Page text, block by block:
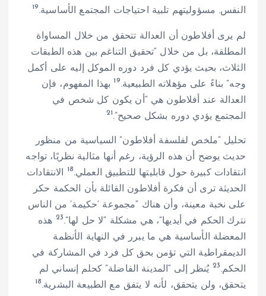
النفس. مسؤوليتهم تلبية احتياجات المجتمع الأساسية.19
لم يرى أفلاطون أن العدالة تتحقق من خلال المساواة
المطلقة، بل من خلال “تحقيق التناغم بين هذه الطبقات
الثلاث، بحيث يؤدي كل فرد دوره الموكل إليه على أكمل
وجه” بناءً على مؤهلاته الطبيعية.19 بهذا المفهوم، فإن
العدالة عند أفلاطون هي “أن يكون كل شخص في
المجتمع يؤدي دوره بشكل صحيح”.21
تحليل “ملخص لفلسفة أفلاطون” السياسية من منظور
حديث يوضح أن هذه الرؤية، رغم أنها مثالية نظريًا، تواجه
انتقادات كبيرة حول قابليتها للتطبيق العملي.18
الانتقادات
الحديثة ترى أن فكرة أفلاطون القائلة بأن الحكمة حكر
على نخبة معينة، وأن هناك “مجموعة ‘حكيمة’ من الناس
نترك الحكم في أيديها”، هي مشكلة “لا حل لها”.23 هذه
المعضلة الأساسية هي ما يبرر في النهاية الأنظمة
الديمقراطية التي تؤمن بحق كل فرد في المشاركة في
الحكم.23 يُنظر إلى “المدينة الفاضلة” كحلم إنساني لم
يتحقق، ولن يتحقق، لأنه لا يتفق مع الطبيعة البشرية.18